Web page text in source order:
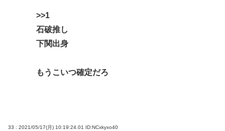
>>1
石破推し
下関出身
もうこいつ確定だろ
33 : 2021/05/17(月) 10:19:24.01 ID:NCxkyxo40